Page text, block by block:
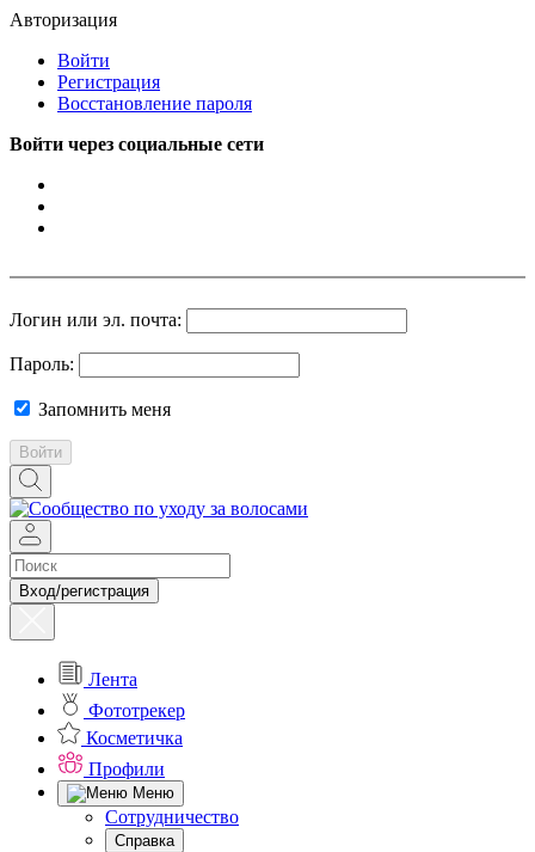
Авторизация
Войти
Регистрация
Восстановление пароля
Войти через социальные сети
Логин или эл. почта:
Пароль:
Запомнить меня
Войти
Вход/регистрация
Лента
Фототрекер
Косметичка
Профили
Меню
Сотрудничество
Справка